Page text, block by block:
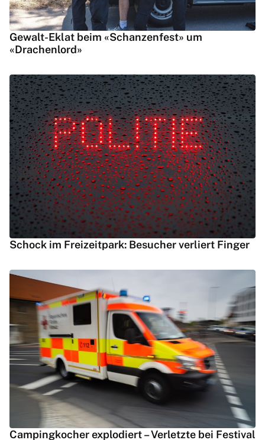
Gewalt-Eklat beim «Schanzenfest» um
«Drachenlord»
Schock im Freizeitpark: Besucher verliert Finger
Campingkocher explodiert – Verletzte bei Festival